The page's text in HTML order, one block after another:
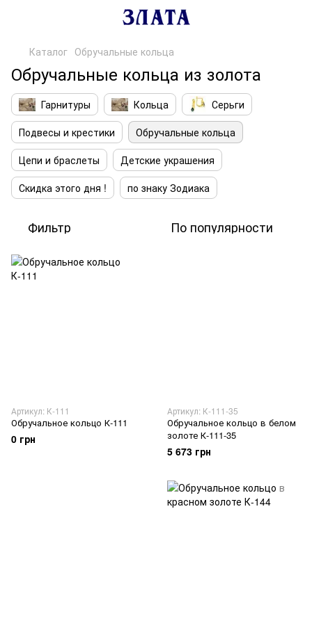
Каталог Обручальные кольца
Обручальные кольца из золота
Гарнитуры Кольца
Серьги
Подвесы и крестики
Обручальные кольца
Цепи и браслеты
Детские украшения
Скидка этого дня !
по знаку Зодиака
Фильтр По популярности
Артикул: К-111
Обручальное кольцо К-111
0 грн
Артикул: К-111-35
Обручальное кольцо в белом
золоте К-111-35
5 673 грн